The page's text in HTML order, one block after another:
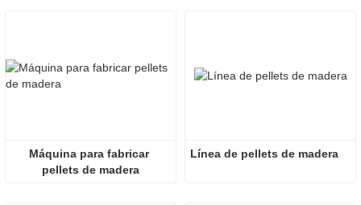
Máquina para fabricar
pellets de madera
Línea de pellets de madera